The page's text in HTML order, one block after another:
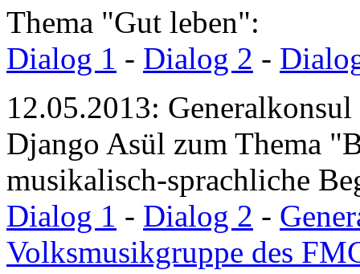
Thema "Gut leben":
Dialog 1 - Dialog 2 -
12.05.2013:
Django Asül zum Thema
musikalisch-sprachliche
Dialog 1 - Dialog 2 -
Volksmusikgruppe des